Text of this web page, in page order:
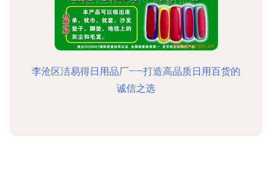
李沧区洁易得日用品厂——打造高品质日用百货的
诚信之选